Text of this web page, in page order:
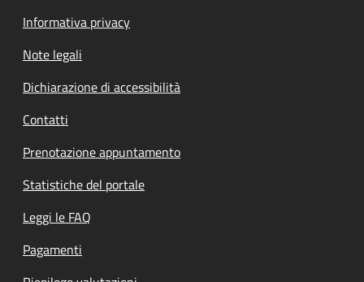
Informativa privacy
Note legali
Dichiarazione di accessibilità
Contatti
Prenotazione appuntamento
Statistiche del portale
Leggi le FAQ
Pagamenti